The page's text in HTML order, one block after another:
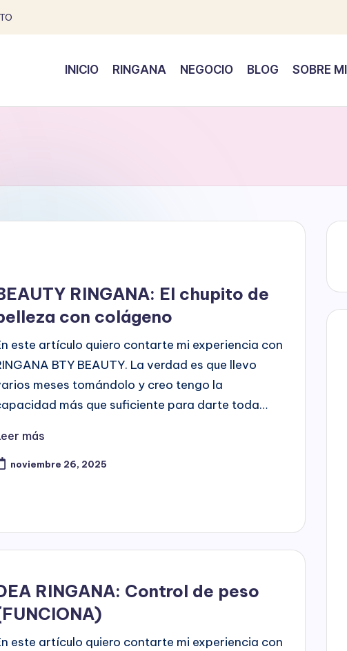
INICIO RINGANA NEGOCIO BLOG SOBRE MI
RINGANA: El chupito de
con colágeno
este artículo quiero contarte mi experiencia con
BTY BEAUTY. La verdad es que llevo
meses tomándolo y creo tengo la
más que suficiente para darte toda…
más
noviembre 26, 2025
RINGANA: Control de peso
este artículo quiero contarte mi experiencia con